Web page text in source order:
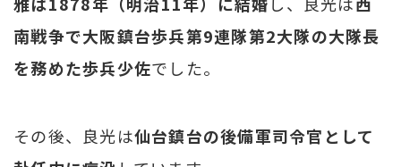
南戦争で大阪鎮台歩兵第9連隊第2大隊の大隊長
を務めた歩兵少佐でした。
その後、良光は仙台鎮台の後備軍司令官として